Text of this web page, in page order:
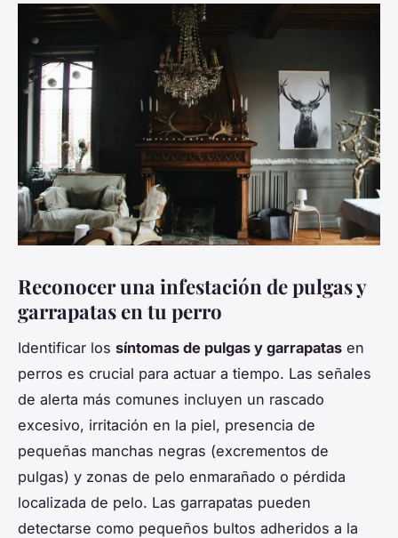
Reconocer una infestación de pulgas y
garrapatas en tu perro
Identificar los síntomas de pulgas y garrapatas en
perros es crucial para actuar a tiempo. Las señales
de alerta más comunes incluyen un rascado
excesivo, irritación en la piel, presencia de
pequeñas manchas negras (excrementos de
pulgas) y zonas de pelo enmarañado o pérdida
localizada de pelo. Las garrapatas pueden
detectarse como pequeños bultos adheridos a la